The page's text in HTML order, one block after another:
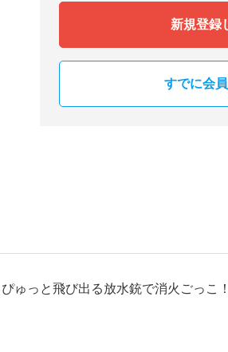
新規登録
すでに会
ゅっと飛び出る放水銃で消火ごっこ